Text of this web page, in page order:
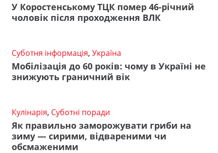
У Коростенському ТЦК помер 46-річний
чоловік після проходження ВЛК
Суботня інформація, Україна
Мобілізація до 60 років: чому в Україні не
знижують граничний вік
Кулінарія, Суботні поради
Як правильно заморожувати гриби на
зиму — сирими, відвареними чи
обсмаженими